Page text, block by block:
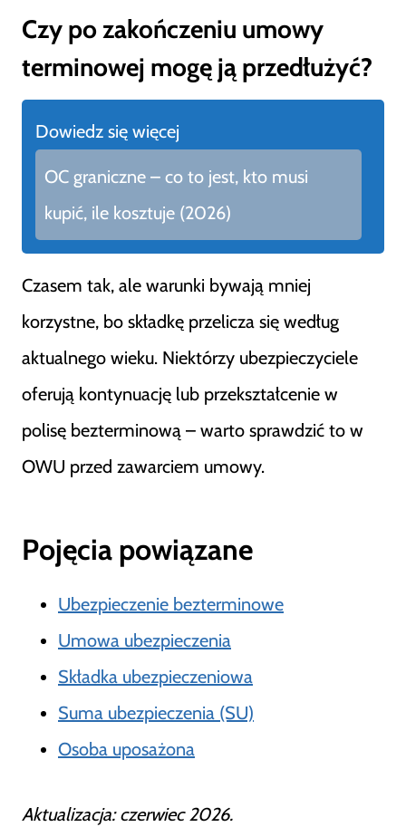
Czy po zakończeniu umowy
terminowej mogę ją przedłużyć?
Dowiedz się więcej
OC graniczne – co to jest, kto musi
kupić, ile kosztuje (2026)
Czasem tak, ale warunki bywają mniej
korzystne, bo składkę przelicza się według
aktualnego wieku. Niektórzy ubezpieczyciele
oferują kontynuację lub przekształcenie w
polisę bezterminową – warto sprawdzić to w
OWU przed zawarciem umowy.
Pojęcia powiązane
Ubezpieczenie bezterminowe
Umowa ubezpieczenia
Składka ubezpieczeniowa
Suma ubezpieczenia (SU)
Osoba uposażona
Aktualizacja: czerwiec 2026.